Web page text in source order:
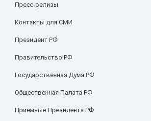
Пресс-релизы
Контакты для СМИ
Президент РФ
Правительство РФ
Государственная Дума РФ
Общественная Палата РФ
Приемные Президента РФ